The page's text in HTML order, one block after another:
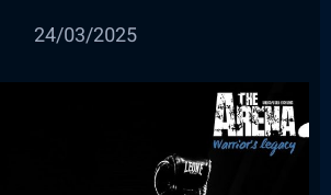
24/03/2025